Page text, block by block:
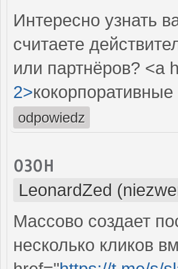
Интересно узнать
считаете
или партнёров? <a
2>
odpowiedz
озон
LeonardZed
Массово создает
несколько кликов